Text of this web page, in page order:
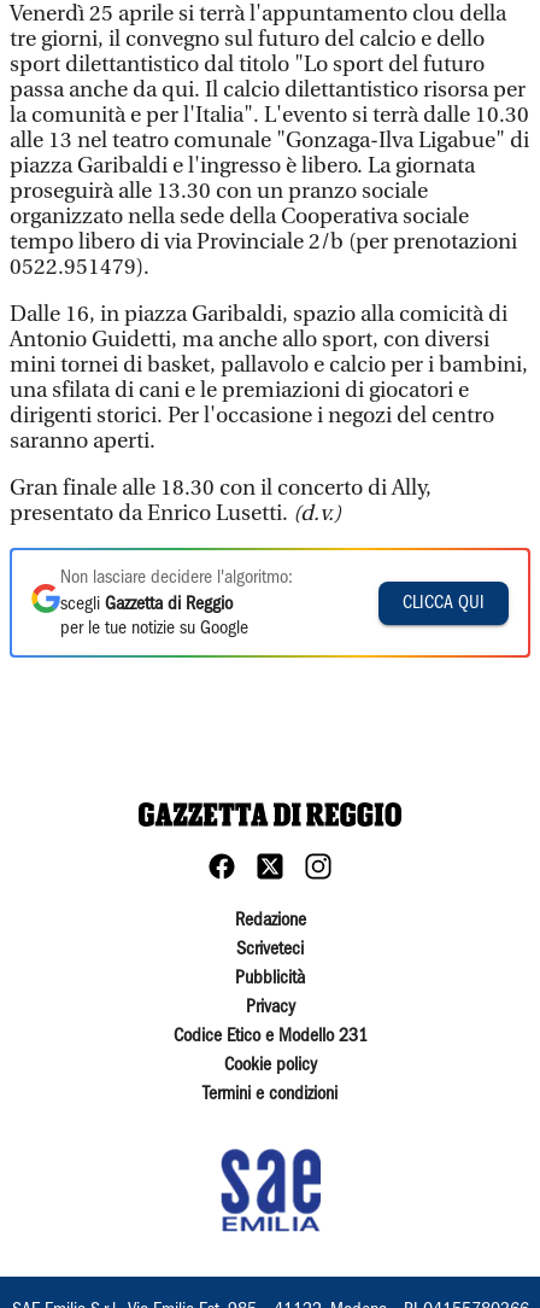
Venerdì 25 aprile si terrà l'appuntamento clou della
tre giorni, il convegno sul futuro del calcio e dello
sport dilettantistico dal titolo "Lo sport del futuro
passa anche da qui. Il calcio dilettantistico risorsa per
la comunità e per l'Italia". L'evento si terrà dalle 10.30
alle 13 nel teatro comunale "Gonzaga-Ilva Ligabue" di
piazza Garibaldi e l'ingresso è libero. La giornata
proseguirà alle 13.30 con un pranzo sociale
organizzato nella sede della Cooperativa sociale
tempo libero di via Provinciale 2/b (per prenotazioni
0522.951479).
Dalle 16, in piazza Garibaldi, spazio alla comicità di
Antonio Guidetti, ma anche allo sport, con diversi
mini tornei di basket, pallavolo e calcio per i bambini,
una sfilata di cani e le premiazioni di giocatori e
dirigenti storici. Per l'occasione i negozi del centro
saranno aperti.
Gran finale alle 18.30 con il concerto di Ally,
presentato da Enrico Lusetti. (d.v.)
Non lasciare decidere l'algoritmo:
scegli Gazzetta di Reggio
per le tue notizie su Google
CLICCA QUI
Redazione
Scriveteci
Pubblicità
Privacy
Codice Etico e Modello 231
Cookie policy
Termini e condizioni